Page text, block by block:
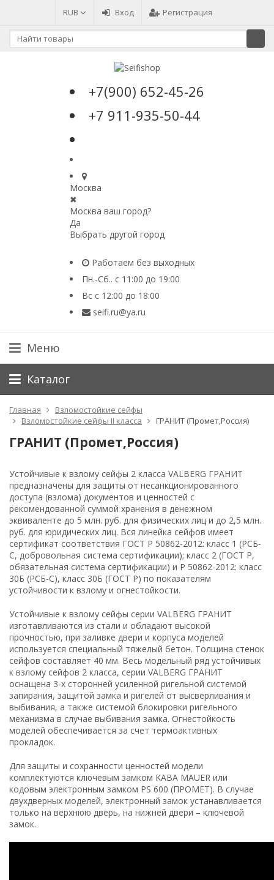
RUB Вход Регистрация
+7(900) 652-45-26
+7 911-935-50-44
Москва
✖
Москва ваш город?
Да
Выбрать другой город
Работаем без выходных
Пн.-Сб.. с 11:00 до 19:00
Вс с 12:00 до 18:00
seifi.ru@ya.ru
Меню
Каталог
Главная
Взломостойкие сейфы
Взломостойкие сейфы II класса
ГРАНИТ (Промет,Россия)
ГРАНИТ (Промет,Россия)
Устойчивые к взлому сейфы 2 класса VALBERG ГРАНИТ
предназначены для защиты от несанкционированного
доступа (взлома) документов и ценностей с
рекомендованной суммой хранения в денежном
эквиваленте до 5 млн. руб. для физических лиц и до 2,5 млн.
руб. для юридических лиц. Вся линейка сейфов имеет
сертификат соответствия ГОСТ Р 50862-2012: класс 1 (РСБ-
С, добровольная система сертификации); класс 2 (ГОСТ Р,
обязательная система сертификации) и Р 50862-2012: класс
30Б (РСБ-С), класс 30Б (ГОСТ Р) по показателям
устойчивости к взлому и огнестойкости.
Устойчивые к взлому сейфы серии VALBERG ГРАНИТ
изготавливаются из стали и обладают высокой
прочностью, при заливке двери и корпуса моделей
используется специальный тяжелый бетон. Толщина стенок
сейфов составляет 40 мм. Весь модельный ряд устойчивых
к взлому сейфов 2 класса, серии VALBERG ГРАНИТ
оснащена 3-х сторонней усиленной ригельной системой
запирания, защитой замка и ригелей от высверливания и
выбивания, а также системой блокировки ригельного
механизма в случае выбивания замка. Огнестойкость
моделей обеспечивается за счет термоактивных
прокладок.
Для защиты и сохранности ценностей модели
комплектуются ключевым замком KABA MAUER или
кодовым электронным замком PS 600 (ПРОМЕТ). В случае
двухдверных моделей, электронный замок устанавливается
только на верхнюю дверь, на нижней двери – ключевой
замок.